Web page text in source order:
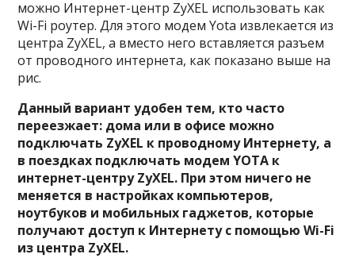
можно Интернет-центр ZyXEL использовать как
Wi-Fi роутер. Для этого модем Yota извлекается из
центра ZyXEL, а вместо него вставляется разъем
от проводного интернета, как показано выше на
рис.
Данный вариант удобен тем, кто часто
переезжает: дома или в офисе можно
подключать ZyXEL к проводному Интернету, а
в поездках подключать модем YOTA к
интернет-центру ZyXEL. При этом ничего не
меняется в настройках компьютеров,
ноутбуков и мобильных гаджетов, которые
получают доступ к Интернету с помощью Wi-Fi
из центра ZyXEL.